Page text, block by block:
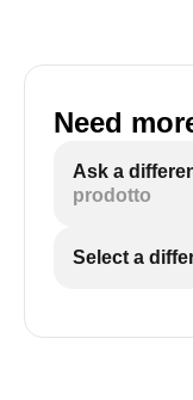
Need
Ask a
prodotto
Select a